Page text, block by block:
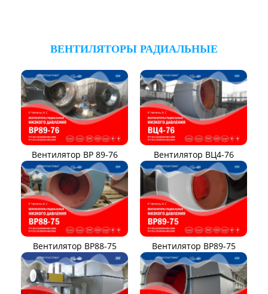
ВЕНТИЛЯТОРЫ РАДИАЛЬНЫЕ
Вентилятор ВР 89-76 Вентилятор ВЦ4-76
Вентилятор ВР88-75 Вентилятор ВР89-75